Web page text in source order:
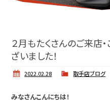
店舗紹介
２月もたくさんのご来店
ざいました！
2022.02.28 取手店ブログ
みなさんこんにちは！